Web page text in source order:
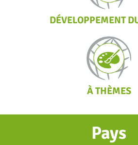
DÉVELOPPEMENT
À THÈMES
Pays